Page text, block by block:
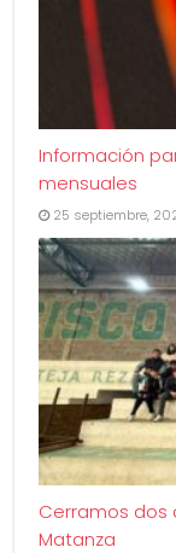
Información
mensuales
25 septiembre,
Cerramos dos
Matanza